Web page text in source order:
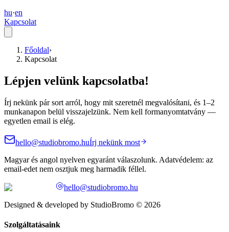
hu·en
Kapcsolat
Főoldal›
Kapcsolat
Lépjen velünk kapcsolatba!
Írj nekünk pár sort arról, hogy mit szeretnél megvalósítani, és 1–2
munkanapon belül visszajelzünk. Nem kell formanyomtatvány —
egyetlen email is elég.
hello@studiobromo.huÍrj nekünk most
Magyar és angol nyelven egyaránt válaszolunk. Adatvédelem: az
email-edet nem osztjuk meg harmadik féllel.
hello@studiobromo.hu
Designed & developed by StudioBromo © 2026
Szolgáltatásaink